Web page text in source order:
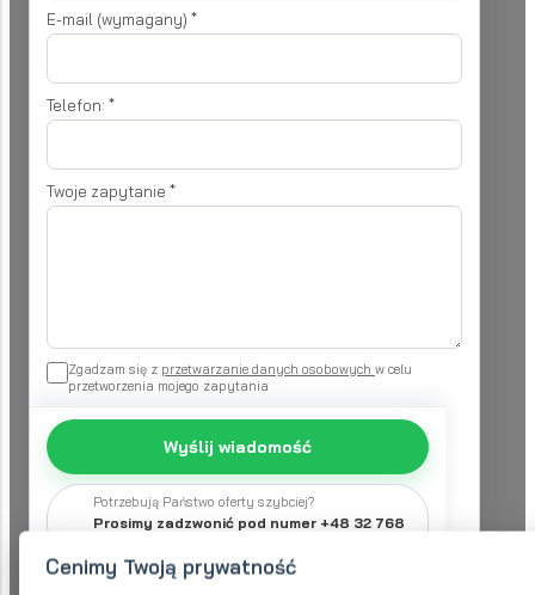
E-mail (wymagany) *
Telefon: *
Twoje zapytanie *
Zgadzam się z przetwarzanie danych osobowych w celu
przetworzenia mojego zapytania
Wyślij wiadomość
Potrzebują Państwo oferty szybciej?
Prosimy zadzwonić pod numer +48 32 768
Cenimy Twoją prywatność